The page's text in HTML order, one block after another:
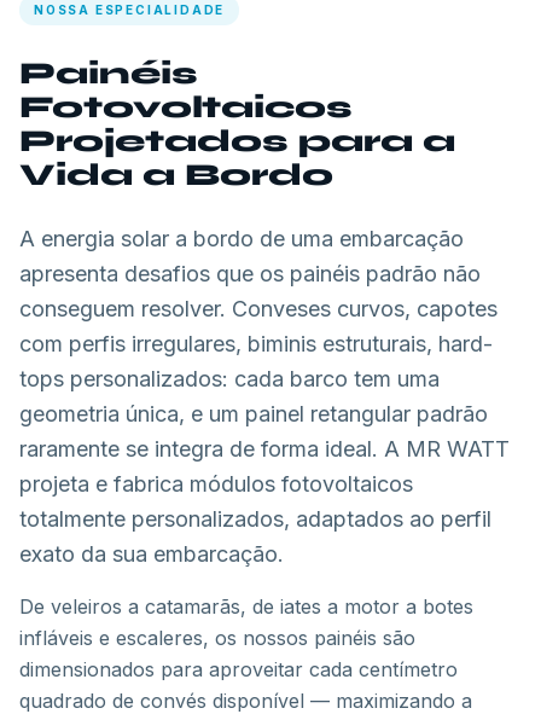
NOSSA ESPECIALIDADE
Painéis
Fotovoltaicos
Projetados para a
Vida a Bordo
A energia solar a bordo de uma embarcação
apresenta desafios que os painéis padrão não
conseguem resolver. Conveses curvos, capotes
com perfis irregulares, biminis estruturais, hard-
tops personalizados: cada barco tem uma
geometria única, e um painel retangular padrão
raramente se integra de forma ideal. A MR WATT
projeta e fabrica módulos fotovoltaicos
totalmente personalizados, adaptados ao perfil
exato da sua embarcação.
De veleiros a catamarãs, de iates a motor a botes
infláveis e escaleres, os nossos painéis são
dimensionados para aproveitar cada centímetro
quadrado de convés disponível — maximizando a